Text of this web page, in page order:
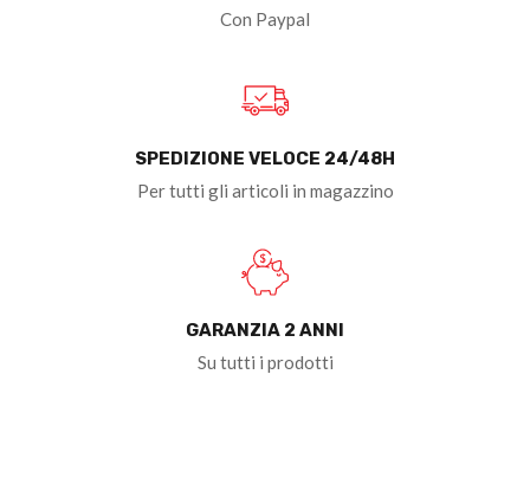
Con Paypal
SPEDIZIONE VELOCE 24/48H
Per tutti gli articoli in magazzino
GARANZIA 2 ANNI
Su tutti i prodotti